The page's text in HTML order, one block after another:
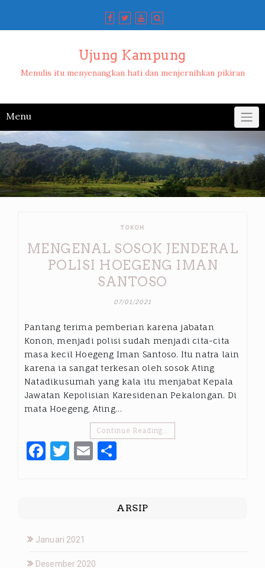
content
Ujung Kampung
Menulis itu menyenangkan hati dan menjernihkan pikiran
Menu
TOKOH
MENGENAL SOSOK JENDERAL
POLISI HOEGENG IMAN
SANTOSO
07/01/2021
Pantang terima pemberian karena jabatan
Konon, menjadi polisi sudah menjadi cita-cita
masa kecil Hoegeng Iman Santoso. Itu natra lain
karena ia sangat terkesan oleh sosok Ating
Natadikusumah yang kala itu menjabat Kepala
Jawatan Kepolisian Karesidenan Pekalongan. Di
mata Hoegeng, Ating…
Continue Reading…
Facebook
Twitter
Email
ARSIP
Januari 2021
Desember 2020